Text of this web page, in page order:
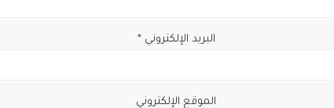
البريد الإلكتروني*
الموقع الإلكتروني